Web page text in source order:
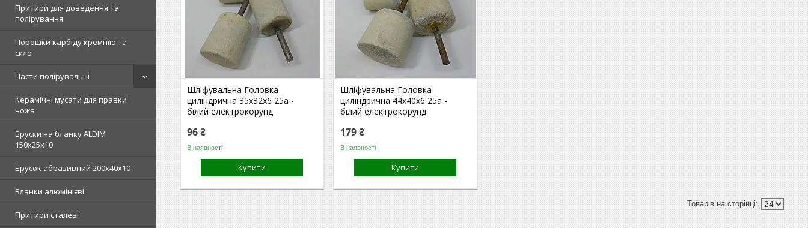
Притири для доведення та
полірування
Порошки карбіду кремнію та
скло
Пасти полірувальні
Керамічні мусати для правки
ножа
Бруски на бланку ALDIM
150х25х10
Брусок абразивний 200х40х10
Бланки алюмінієві
Притири сталеві
Шліфувальна Головка
циліндрична 35х32х6 25а -
білий електрокорунд
96 ₴
В наявності
Купити
Шліфувальна Головка
циліндрична 44х40х6 25а -
білий електрокорунд
179 ₴
В наявності
Купити